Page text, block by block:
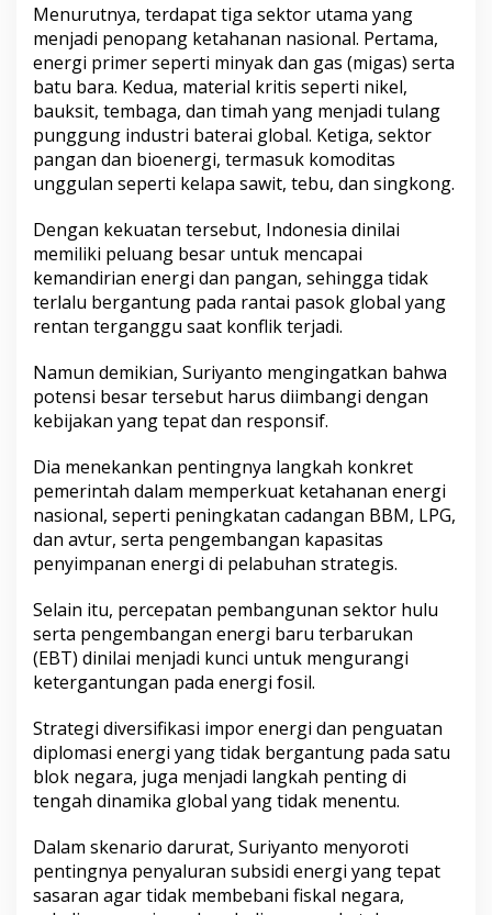
e
r
t
a
h
a
n
B
e
k
a
t
K
e
k
a
a
a
n
a
m
d
a
K
k
u
a
a
D
o
m
e
s
i
k
Menurutnya, terdapat tiga sektor utama yang
menjadi penopang ketahanan nasional. Pertama,
energi primer seperti minyak dan gas (migas) serta
batu bara. Kedua, material kritis seperti nikel,
bauksit, tembaga, dan timah yang menjadi tulang
punggung industri baterai global. Ketiga, sektor
pangan dan bioenergi, termasuk komoditas
unggulan seperti kelapa sawit, tebu, dan singkong.
Dengan kekuatan tersebut, Indonesia dinilai
memiliki peluang besar untuk mencapai
kemandirian energi dan pangan, sehingga tidak
terlalu bergantung pada rantai pasok global yang
rentan terganggu saat konflik terjadi.
Namun demikian, Suriyanto mengingatkan bahwa
potensi besar tersebut harus diimbangi dengan
kebijakan yang tepat dan responsif.
Dia menekankan pentingnya langkah konkret
pemerintah dalam memperkuat ketahanan energi
nasional, seperti peningkatan cadangan BBM, LPG,
dan avtur, serta pengembangan kapasitas
penyimpanan energi di pelabuhan strategis.
Selain itu, percepatan pembangunan sektor hulu
serta pengembangan energi baru terbarukan
(EBT) dinilai menjadi kunci untuk mengurangi
ketergantungan pada energi fosil.
Strategi diversifikasi impor energi dan penguatan
diplomasi energi yang tidak bergantung pada satu
blok negara, juga menjadi langkah penting di
tengah dinamika global yang tidak menentu.
Dalam skenario darurat, Suriyanto menyoroti
pentingnya penyaluran subsidi energi yang tepat
sasaran agar tidak membebani fiskal negara,